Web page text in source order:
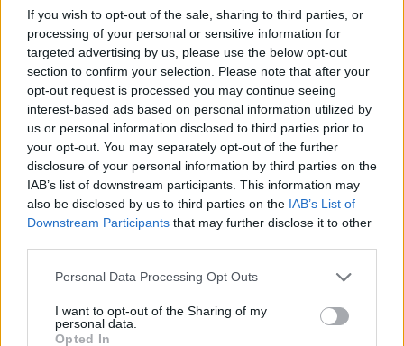
If you wish to opt-out of the sale, sharing to third parties, or
processing of your personal or sensitive information for
targeted advertising by us, please use the below opt-out
section to confirm your selection. Please note that after your
opt-out request is processed you may continue seeing
interest-based ads based on personal information utilized by
us or personal information disclosed to third parties prior to
your opt-out. You may separately opt-out of the further
disclosure of your personal information by third parties on the
IAB’s list of downstream participants. This information may
also be disclosed by us to third parties on the IAB’s List of
Downstream Participants that may further disclose it to other
Please note that this website/app uses one or more Google
not limited to your visit or usage behaviour. You may click to
grant or deny consent to Google and its third-party tags to
Personal Data Processing Opt Outs
I want to opt-out of the Sharing of my
personal data.
Opted In
“Nabaga cilvēki…” Neierasts skats Rīgā
raisa jautājumus līdzcilvēkos
Lietuviešu uzņēmējs piedāvā vēl
nedzirdētu risinājumu “airBaltic”
glābšanai: “”airBaltic” mums nav vienkārši
uzņēmums”
Vai esi izvilcis laimīgo lozi? Lūk, par
kādām sievām kļūst katrā mēnesī
dzimušās sievietes
Lasīt citas ziņas